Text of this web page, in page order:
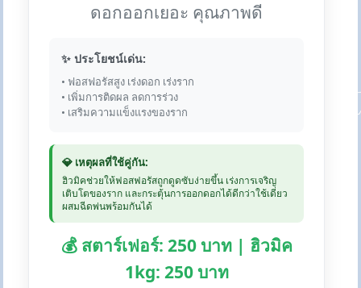
ดอกออกเยอะ คุณภาพดี
✨ ประโยชน์เด่น:
• ฟอสฟอรัสสูง เร่งดอก เร่งราก
• เพิ่มการติดผล ลดการร่วง
• เสริมความแข็งแรงของราก
💎 เหตุผลที่ใช้คู่กัน:
ฮิวมิคช่วยให้ฟอสฟอรัสถูกดูดซับง่ายขึ้น เร่งการเจริญ
เติบโตของราก และกระตุ้นการออกดอกได้ดีกว่าใช้เดี่ยว
ผสมฉีดพ่นพร้อมกันได้
💰 สตาร์เฟอร์: 250 บาท | ฮิวมิค
1kg: 250 บาท